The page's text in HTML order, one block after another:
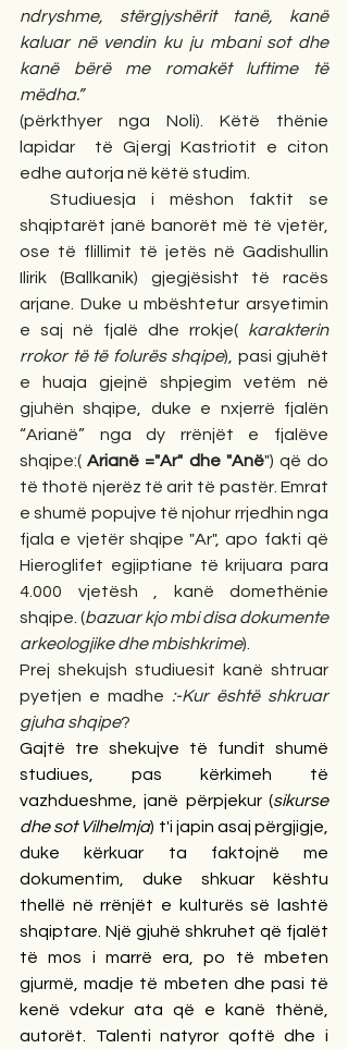
ndryshme, stërgjyshërit tanë, kanë
kaluar në vendin ku ju mbani sot dhe
kanë bërë me romakët luftime të
mëdha.”
(përkthyer nga Noli). Këtë thënie
lapidar  të Gjergj Kastriotit e citon
edhe autorja në këtë studim.
shqiptarët janë banorët më të vjetër,
ose të flillimit të jetës në Gadishullin
Ilirik (Ballkanik) gjegjësisht të racës
arjane. Duke u mbështetur arsyetimin
e saj në fjalë dhe rrokje( karakterin
rrokor të të folurës shqipe), pasi gjuhët
e huaja gjejnë shpjegim vetëm në
gjuhën shqipe, duke e nxjerrë fjalën
“Arianë” nga dy rrënjët e fjalëve
shqipe:( Arianë ="Ar" dhe "Anë") që do
të thotë njerëz të arit të pastër. Emrat
e shumë popujve të njohur rrjedhin nga
fjala e vjetër shqipe "Ar", apo fakti që
Hieroglifet egjiptiane të krijuara para
4.000 vjetësh , kanë domethënie
shqipe. (bazuar kjo mbi disa dokumente
arkeologjike dhe mbishkrime).
Prej shekujsh studiuesit kanë shtruar
pyetjen e madhe :-Kur është shkruar
gjuha shqipe?
Gajtë tre shekujve të fundit shumë
studiues, pas kërkimeh të
vazhdueshme, janë përpjekur (sikurse
dhe sot Vilhelmja) t'i japin asaj përgjigje,
duke kërkuar ta faktojnë me
dokumentim, duke shkuar kështu
thellë në rrënjët e kulturës së lashtë
shqiptare. Një gjuhë shkruhet që fjalët
të mos i marrë era, po të mbeten
gjurmë, madje të mbeten dhe pasi të
kenë vdekur ata që e kanë thënë,
autorët. Talenti natyror qoftë dhe i